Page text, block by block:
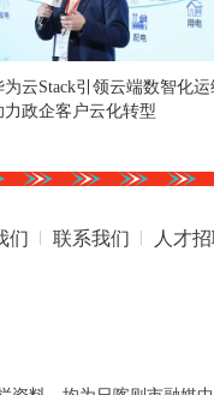
为云Stack引领云端数智化
力政企客户云化转型
们 联系我们 人才